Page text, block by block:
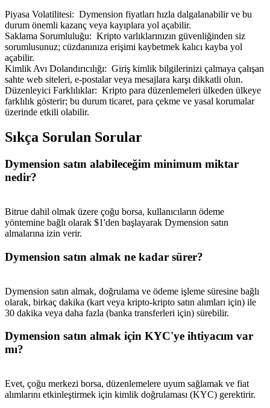
Piyasa Volatilitesi: Dymension fiyatları hızla dalgalanabilir ve bu
durum önemli kazanç veya kayıplara yol açabilir.
Saklama Sorumluluğu: Kripto varlıklarınızın güvenliğinden siz
sorumlusunuz; cüzdanınıza erişimi kaybetmek kalıcı kayba yol
açabilir.
Kimlik Avı Dolandırıcılığı: Giriş kimlik bilgilerinizi çalmaya çalışan
sahte web siteleri, e-postalar veya mesajlara karşı dikkatli olun.
Düzenleyici Farklılıklar: Kripto para düzenlemeleri ülkeden ülkeye
farklılık gösterir; bu durum ticaret, para çekme ve yasal korumalar
üzerinde etkili olabilir.
Sıkça Sorulan Sorular
Dymension satın alabileceğim minimum miktar
nedir?
Bitrue dahil olmak üzere çoğu borsa, kullanıcıların ödeme
yöntemine bağlı olarak $1'den başlayarak Dymension satın
almalarına izin verir.
Dymension satın almak ne kadar sürer?
Dymension satın almak, doğrulama ve ödeme işleme süresine bağlı
olarak, birkaç dakika (kart veya kripto-kripto satın alımları için) ile
30 dakika veya daha fazla (banka transferleri için) sürebilir.
Dymension satın almak için KYC'ye ihtiyacım var
mı?
Evet, çoğu merkezi borsa, düzenlemelere uyum sağlamak ve fiat
alımlarını etkinleştirmek için kimlik doğrulaması (KYC) gerektirir.